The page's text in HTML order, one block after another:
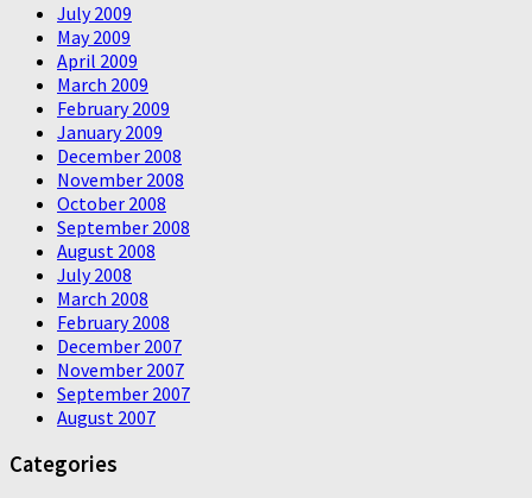
July 2009
May 2009
April 2009
March 2009
February 2009
January 2009
December 2008
November 2008
October 2008
September 2008
August 2008
July 2008
March 2008
February 2008
December 2007
November 2007
September 2007
August 2007
Categories